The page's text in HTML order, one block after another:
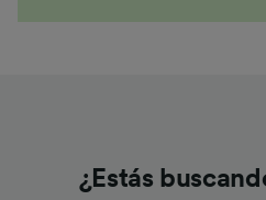
¿Estás